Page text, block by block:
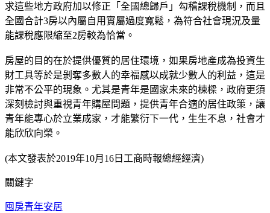
求這些地方政府加以修正「全國總歸戶」勾稽課稅機制，而且
全國合計3房以內屬自用實屬過度寬鬆，為符合社會現況及量
能課稅應限縮至2房較為恰當。
房屋的目的在於提供優質的居住環境，如果房地產成為投資生
財工具等於是剝奪多數人的幸福感以成就少數人的利益，這是
非常不公平的現象。尤其是青年是國家未來的棟樑，政府更須
深刻檢討與重視青年購屋問題，提供青年合適的居住政策，讓
青年能專心於立業成家，才能繁衍下一代，生生不息，社會才
能欣欣向榮。
(本文發表於2019年10月16日工商時報總經經濟)
關鍵字
囤房青年安居